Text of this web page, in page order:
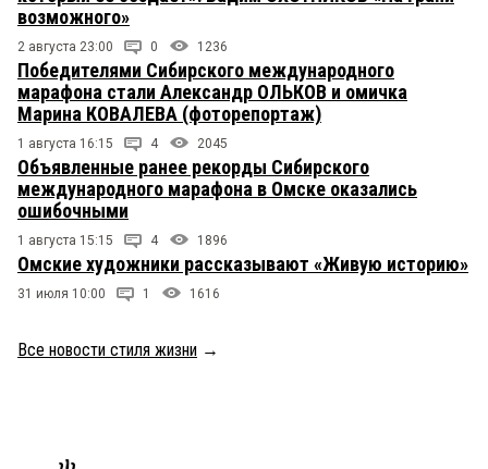
возможного»
2 августа 23:00 0 1236
Победителями Сибирского международного
марафона стали Александр ОЛЬКОВ и омичка
Марина КОВАЛЕВА (фоторепортаж)
1 августа 16:15 4 2045
Объявленные ранее рекорды Сибирского
международного марафона в Омске оказались
ошибочными
1 августа 15:15 4 1896
Омские художники рассказывают «Живую историю»
31 июля 10:00 1 1616
Все новости стиля жизни →